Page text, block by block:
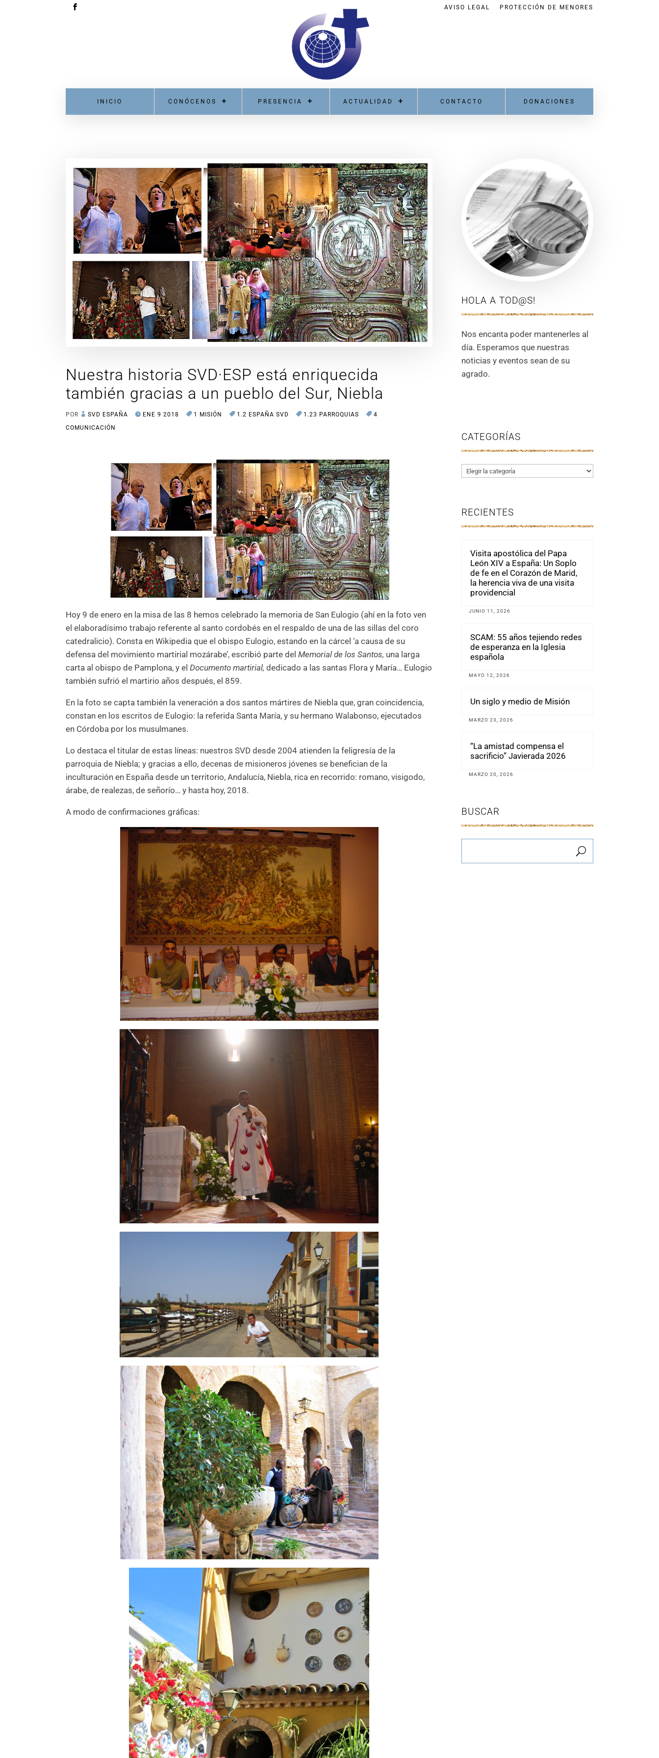
AVISO LEGAL PROTECCIÓN DE MENORES
INICIO CONÓCENOS PRESENCIA ACTUALIDAD CONTACTO DONACIONES
Nuestra historia SVD·ESP está enriquecida
también gracias a un pueblo del Sur, Niebla
POR SVD ESPAÑA ENE 9 2018 1 MISIÓN 1.2 ESPAÑA SVD 1.23 PARROQUIAS
4
COMUNICACIÓN
Hoy 9 de enero en la misa de las 8 hemos celebrado la memoria de San Eulogio (ahí en la foto ven
el elaboradísimo trabajo referente al santo cordobés en el respaldo de una de las sillas del coro
catedralicio). Consta en Wikipedia que el obispo Eulogio, estando en la cárcel ‘a causa de su
defensa del movimiento martirial mozárabe’, escribió parte delMemorial de los Santos, una larga
carta al obispo de Pamplona, y elDocumento martirial,dedicado a las santas Flora y María… Eulogio
también sufrió el martirio años después, el 859.
En la foto se capta también la veneración a dos santos mártires de Niebla que, gran coincidencia,
constan en los escritos de Eulogio: la referida Santa María, y su hermano Walabonso, ejecutados
en Córdoba por los musulmanes.
Lo destaca el titular de estas líneas: nuestros SVD desde 2004 atienden la feligresía de la
parroquia de Niebla; y gracias a ello, decenas de misioneros jóvenes se benefician de la
inculturación en España desde un territorio, Andalucía, Niebla, rica en recorrido: romano, visigodo,
árabe, de realezas, de señorío… y hasta hoy, 2018.
A modo de confirmaciones gráficas:
HOLA A TOD@S!
Nos encanta poder mantenerles al
día. Esperamos que nuestras
noticias y eventos sean de su
agrado.
CATEGORÍAS
Categorías
RECIENTES
Visita apostólica del Papa
León XIV a España: Un Soplo
de fe en el Corazón de Marid,
la herencia viva de una visita
providencial
JUNIO 11, 2026
SCAM: 55 años tejiendo redes
de esperanza en la Iglesia
española
MAYO 12, 2026
Un siglo y medio de Misión
MARZO 23, 2026
“La amistad compensa el
sacrificio” Javierada 2026
MARZO 20, 2026
BUSCAR